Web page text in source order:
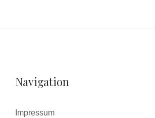
Navigation
Impressum